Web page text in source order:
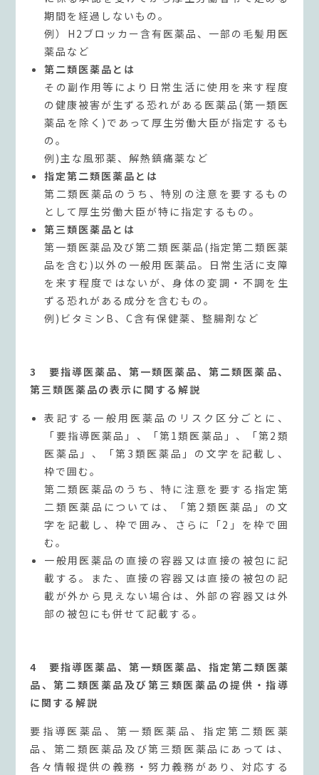
期間を経過しないもの。
例）H2ブロッカー含有医薬品、一部の毛髪用医
薬品など
第二類医薬品とは
その副作用等により日常生活に使用を来す程度
の健康被害が生ずる恐れがある医薬品(第一類医
薬品を除く)であって厚生労働大臣が指定するも
の。
例)主な風邪薬、解熱鎮痛薬など
指定第二類医薬品とは
第二類医薬品のうち、特別の注意を要するもの
として厚生労働大臣が特に指定するもの。
第三類医薬品とは
第一類医薬品及び第二類医薬品(指定第二類医薬
品を含む)以外の一般用医薬品。日常生活に支障
を来す程度ではないが、身体の変調・不調を生
ずる恐れがある成分を含むもの。
例)ビタミンB、C含有保健薬、整腸剤など
3 要指導医薬品、第一類医薬品、第二類医薬品、
第三類医薬品の表示に関する解説
表記する一般用医薬品のリスク区分ごとに、
「要指導医薬品」、「第1類医薬品」、「第2類
医薬品」、「第3類医薬品」の文字を記載し、
枠で囲む。
第二類医薬品のうち、特に注意を要する指定第
二類医薬品については、「第2類医薬品」の文
字を記載し、枠で囲み、さらに「2」を枠で囲
む。
一般用医薬品の直接の容器又は直接の被包に記
載する。また、直接の容器又は直接の被包の記
載が外から見えない場合は、外部の容器又は外
部の被包にも併せて記載する。
4 要指導医薬品、第一類医薬品、指定第二類医薬
品、第二類医薬品及び第三類医薬品の提供・指導
に関する解説
要指導医薬品、第一類医薬品、指定第二類医薬
品、第二類医薬品及び第三類医薬品にあっては、
各々情報提供の義務・努力義務があり、対応する